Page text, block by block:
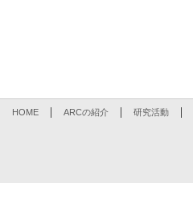
HOME ARCの紹介 研究活動